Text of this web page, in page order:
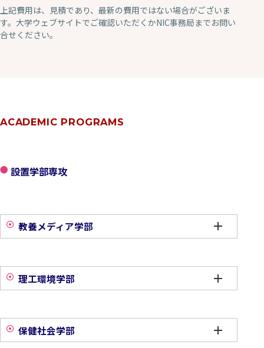
上記費用は、見積であり、最新の費用ではない場合がございま
す。大学ウェブサイトでご確認いただくかNIC事務局までお問い
合せください。
ACADEMIC PROGRAMS
設置学部専攻
教養メディア学部
理工環境学部
保健社会学部